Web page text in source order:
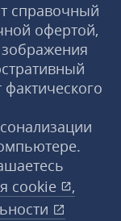
справочный
офертой,
фактического
cookie
,